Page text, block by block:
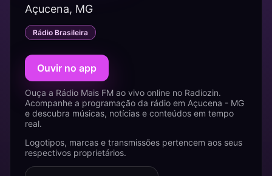
Açucena, MG
Rádio Brasileira
Ouvir no app
Ouça a Rádio Mais FM ao vivo online no Radiozin.
Acompanhe a programação da rádio em Açucena - MG
e descubra músicas, notícias e conteúdos em tempo
real.
Logotipos, marcas e transmissões pertencem aos seus
respectivos proprietários.